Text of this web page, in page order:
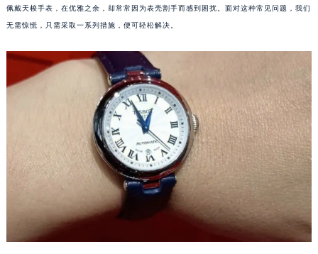
佩戴天梭手表，在优雅之余，却常常因为表壳割手而感到困扰。面对这种常见问题，我们
无需惊慌，只需采取一系列措施，便可轻松解决。